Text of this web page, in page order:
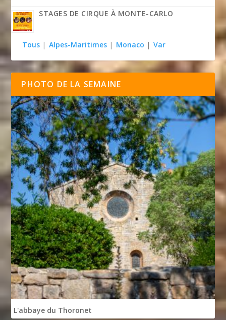
STAGES DE CIRQUE À MONTE-CARLO
Tous | Alpes-Maritimes | Monaco | Var
PHOTO DE LA SEMAINE
L'abbaye du Thoronet